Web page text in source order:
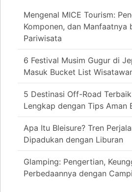
Mengenal MICE Tourism:
Komponen, dan Manfaatnya
Pariwisata
6 Festival Musim Gugur di
Masuk Bucket List
5 Destinasi Off-Road
Lengkap dengan Tips Aman
Apa Itu Bleisure? Tren
Dipadukan dengan Liburan
Glamping: Pengertian,
Perbedaannya dengan